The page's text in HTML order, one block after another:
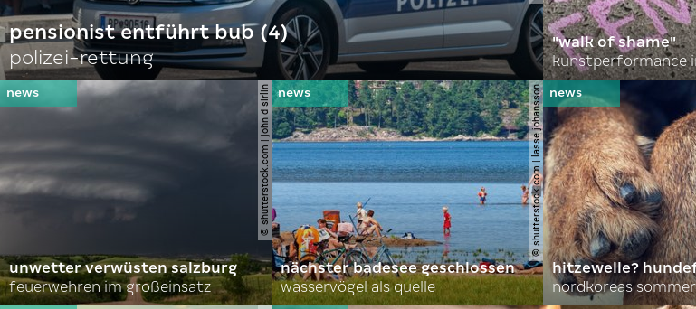
pensionist entführt bub (4)
polizei-rettung
"walk of shame"
kunstperformance
© shutterstock.com | john d sirlin
unwetter verwüsten salzburg
feuerwehren im großeinsatz
© shutterstock.com | lasse johansson
nächster badesee geschlossen
wasservögel als quelle
hitzewelle?